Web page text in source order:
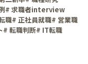
# 求職者interview
職# 正社員就職# 営業職
# 転職判断# IT転職